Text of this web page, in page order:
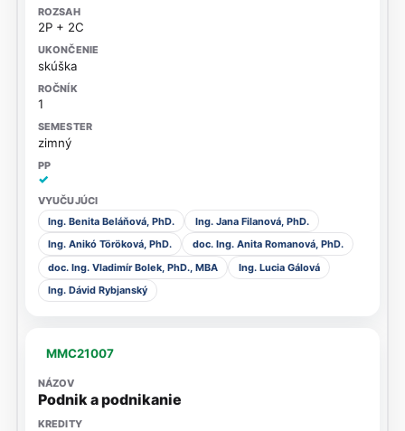
2P + 2C
skúška
1
zimný
✓
Ing. Benita Beláňová, PhD.
Ing. Jana Filanová, PhD.
Ing. Anikó Töröková, PhD.
doc. Ing. Anita Romanová, PhD.
doc. Ing. Vladimír Bolek, PhD., MBA
Ing. Lucia Gálová
Ing. Dávid Rybjanský
MMC21007
Podnik a podnikanie